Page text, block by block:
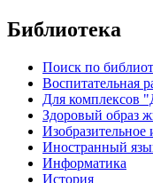
Библиотека
Поиск по
Воспитательная
Для комплексов
Здоровый образ
Изобразительное
Иностранный
Информатика
История